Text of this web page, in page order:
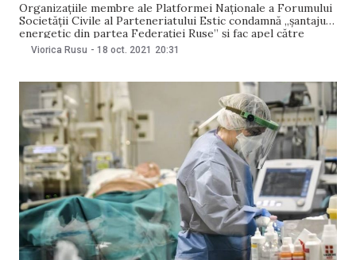
Organizațiile membre ale Platformei Naționale a Forumului
Societății Civile al Parteneriatului Estic condamnă „șantajul
energetic din partea Federației Ruse” și fac apel către
Guvernul Republicii Moldova și partenerii de dezvoltare în
negociere din partea Gazprom și perpetuarea intenționată
Viorica Rusu - 18 oct. 2021 20:31